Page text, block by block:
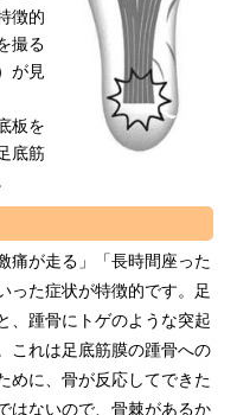
徴的
撮る
が見
板を
底筋
痛が走る」「長時間座った
った症状が特徴的です。足
、踵骨にトゲのような突起
これは足底筋膜の踵骨への
めに、骨が反応してできた
はないので、骨棘があるか